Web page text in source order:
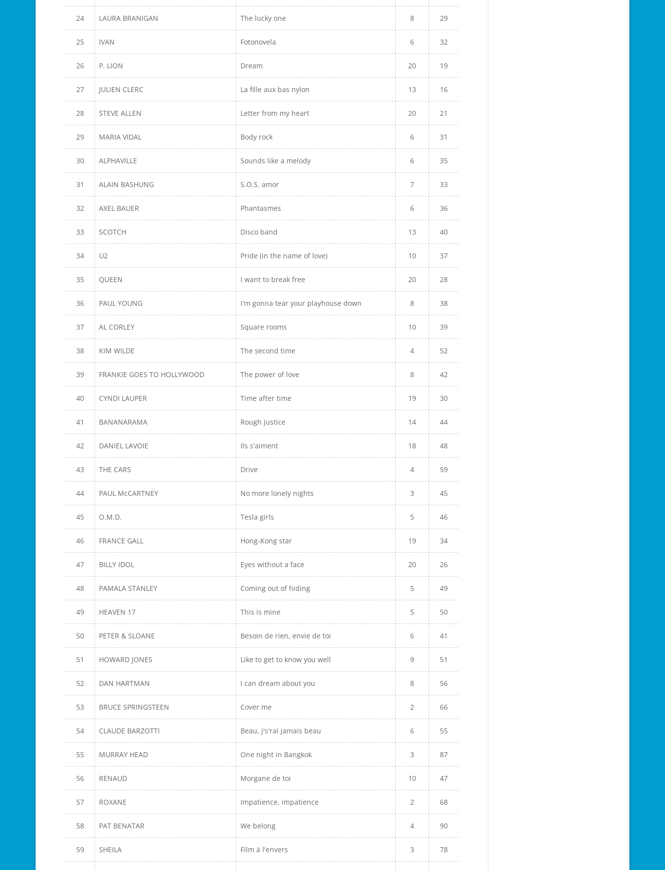
24 LAURA BRANIGAN The lucky one 8 29
25 IVAN Fotonovela 6 32
26 P. LION Dream 20 19
27 JULIEN CLERC La fille aux bas nylon 13 16
28 STEVE ALLEN Letter from my heart 20 21
29 MARIA VIDAL Body rock 6 31
30 ALPHAVILLE Sounds like a melody 6 35
31 ALAIN BASHUNG S.O.S. amor 7 33
32 AXEL BAUER Phantasmes 6 36
33 SCOTCH Disco band 13 40
34 U2 Pride (in the name of love) 10 37
35 QUEEN I want to break free 20 28
36 PAUL YOUNG I'm gonna tear your playhouse down 8 38
37 AL CORLEY Square rooms 10 39
38 KIM WILDE The second time 4 52
39 FRANKIE GOES TO HOLLYWOOD The power of love 8 42
40 CYNDI LAUPER Time after time 19 30
41 BANANARAMA Rough justice 14 44
42 DANIEL LAVOIE Ils s'aiment 18 48
43 THE CARS Drive 4 59
44 PAUL McCARTNEY No more lonely nights 3 45
45 O.M.D. Tesla girls 5 46
46 FRANCE GALL Hong-Kong star 19 34
47 BILLY IDOL Eyes without a face 20 26
48 PAMALA STANLEY Coming out of hiding 5 49
49 HEAVEN 17 This is mine 5 50
50 PETER & SLOANE Besoin de rien, envie de toi 6 41
51 HOWARD JONES Like to get to know you well 9 51
52 DAN HARTMAN I can dream about you 8 56
53 BRUCE SPRINGSTEEN Cover me 2 66
54 CLAUDE BARZOTTI Beau, j's'rai jamais beau 6 55
55 MURRAY HEAD One night in Bangkok 3 87
56 RENAUD Morgane de toi 10 47
57 ROXANE Impatience, impatience 2 68
58 PAT BENATAR We belong 4 90
59 SHEILA Film à l'envers 3 78